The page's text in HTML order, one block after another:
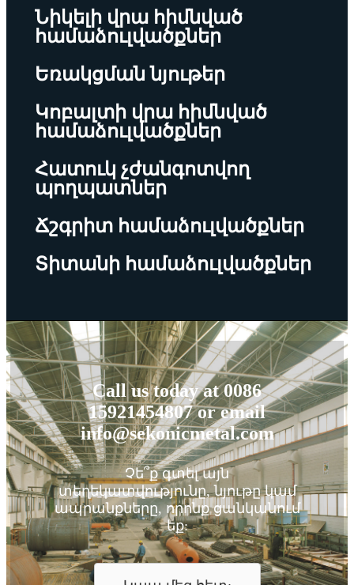
Նիկելի վրա հիմնված
համաձուլվածքներ
Եռակցման նյութեր
Կոբալտի վրա հիմնված
համաձուլվածքներ
Հատուկ չժանգոտվող
պողպատներ
Ճշգրիտ համաձուլվածքներ
Տիտանի համաձուլվածքներ
Call us today at 0086
15921454807 or email
info@sekonicmetal.com
Չե՞ք գտել այն
տեղեկատվությունը, նյութը կամ
ապրանքները, որոնք ցանկանում
եք: